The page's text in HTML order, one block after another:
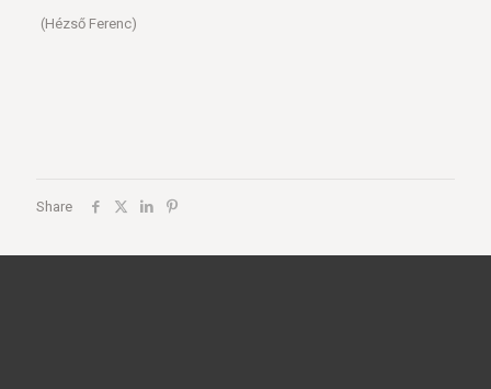
(Hézső Ferenc)
Share